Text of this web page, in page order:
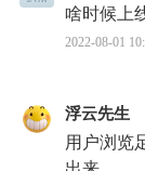
啥时候上
2022-08-01
浮云先生
用户浏览